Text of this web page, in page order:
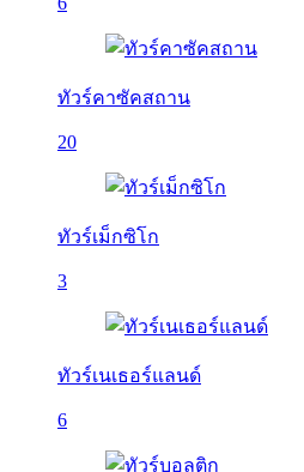
ทัวร์คาซัคสถาน
20
ทัวร์เม็กซิโก
3
ทัวร์เนเธอร์แลนด์
6